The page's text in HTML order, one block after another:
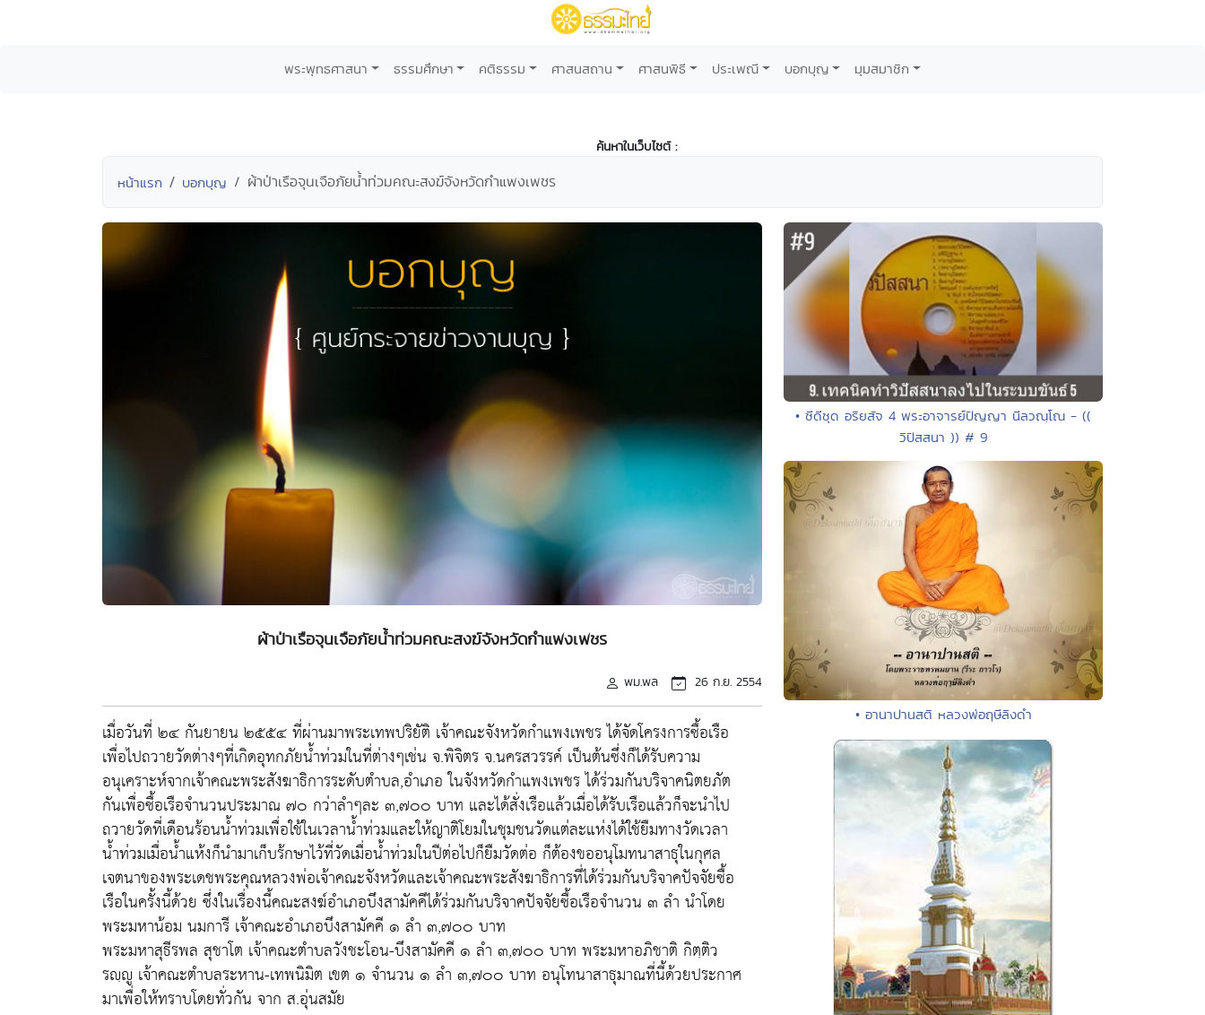
พระพุทธศาสนา ธรรมศึกษา คติธรรม ศาสนสถาน ศาสนพิธี ประเพณี บอกบุญ มุมสมาชิก
ค้นหาในเว็บไซต์ :
หน้าแรก บอกบุญ ผ้าป่าเรือจุนเจือภัยน้ำท่วมคณะสงฆ์จังหวัดกำแพงเพชร
ผ้าป่าเรือจุนเจือภัยน้ำท่วมคณะสงฆ์จังหวัดกำแพงเพชร
พม.พล 26 ก.ย. 2554
เมื่อวันที่ ๒๔ กันยายน ๒๕๕๔ ที่ผ่านมาพระเทพปริยัติ เจ้าคณะจังหวัดกำแพงเพชร ได้จัดโครงการซื้อเรือ
เพื่อไปถวายวัดต่างๆที่เกิดอุทกภัยน้ำท่วมในที่ต่างๆเช่น จ.พิจิตร จ.นครสวรรค์ เป็นต้นซึ่งก็ได้รับความ
อนุเคราะห์จากเจ้าคณะพระสังฆาธิการระดับตำบล,อำเภอ ในจังหวัดกำแพงเพชร ได้ร่วมกันบริจาคนิตยภัต
กันเพื่อซื้อเรือจำนวนประมาณ ๗๐ กว่าลำๆละ ๓,๗๐๐ บาท และได้สั่งเรือแล้วเมื่อได้รับเรือแล้วก็จะนำไป
ถวายวัดที่เดือนร้อนน้ำท่วมเพื่อใช้ในเวลาน้ำท่วมและให้ญาติโยมในชุมชนวัดแต่ละแห่งได้ใช้ยืมทางวัดเวลา
น้ำท่วมเมื่อน้ำแห้งก็นำมาเก็บร้กษาไว้ที่วัดเมื่อน้ำท่วมในปีต่อไปก็ยืมวัดต่อ ก็ต้องขออนุโมทนาสาธุในกุศล
เจตนาของพระเดชพระคุณหลวงพ่อเจ้าคณะจังหวัดและเจ้าคณะพระสังฆาธิการที่ได้ร่วมกันบริจาคปัจจัยซื้อ
เรือในครั้งนี้ด้วย ซึ่งในเรื่องนี้คณะสงฆ์อำเภอบึงสามัคคีได้ร่วมกันบริจาคปัจจัยซื้อเรือจำนวน ๓ ลำ นำโดย
พระมหาน้อม นมการี เจ้าคณะอำเภอบึงสามัคคี ๑ ลำ ๓,๗๐๐ บาท
พระมหาสุธีรพล สุชาโต เจ้าคณะตำบลวังชะโอน-บึงสามัคคี ๑ ลำ ๓,๗๐๐ บาท พระมหาอภิชาติ กิตฺติว
รญฺญู เจ้าคณะตำบลระหาน-เทพนิมิต เขต ๑ จำนวน ๑ ลำ ๓,๗๐๐ บาท อนุโทนาสาธุมาณที่นี้ด้วยประกาศ
มาเพื่อให้ทราบโดยทั่วกัน จาก ส.อุ่นสมัย
• ซีดีชุด อริยสัจ 4 พระอาจารย์ปัญญา นีลวณฺโณ - ((
วิปัสสนา )) # 9
• อานาปานสติ หลวงพ่อฤษีลิงดำ